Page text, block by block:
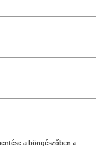
a böngészőben a